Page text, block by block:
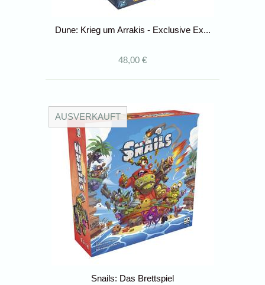
Dune: Krieg um Arrakis - Exclusive Ex...
48,00 €
AUSVERKAUFT
Snails: Das Brettspiel